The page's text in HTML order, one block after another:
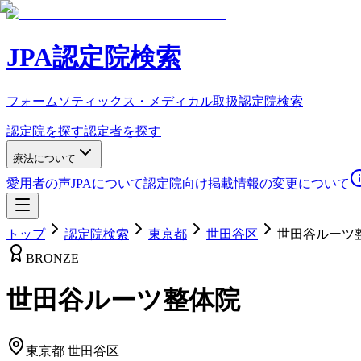
JPA認定院検索
フォームソティックス・メディカル取扱認定院検索
認定院を探す認定者を探す
療法について
愛用者の声JPAについて認定院向け掲載情報の変更について
トップ 認定院検索 東京都 世田谷区
世田谷ルーツ
BRONZE
世田谷ルーツ整体院
東京都 世田谷区